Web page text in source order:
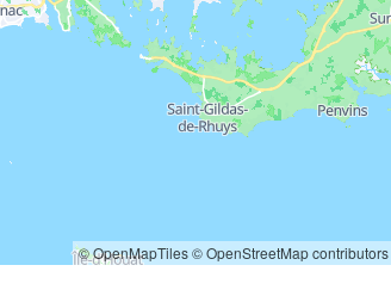
© OpenMapTiles© OpenStreetMap contributors